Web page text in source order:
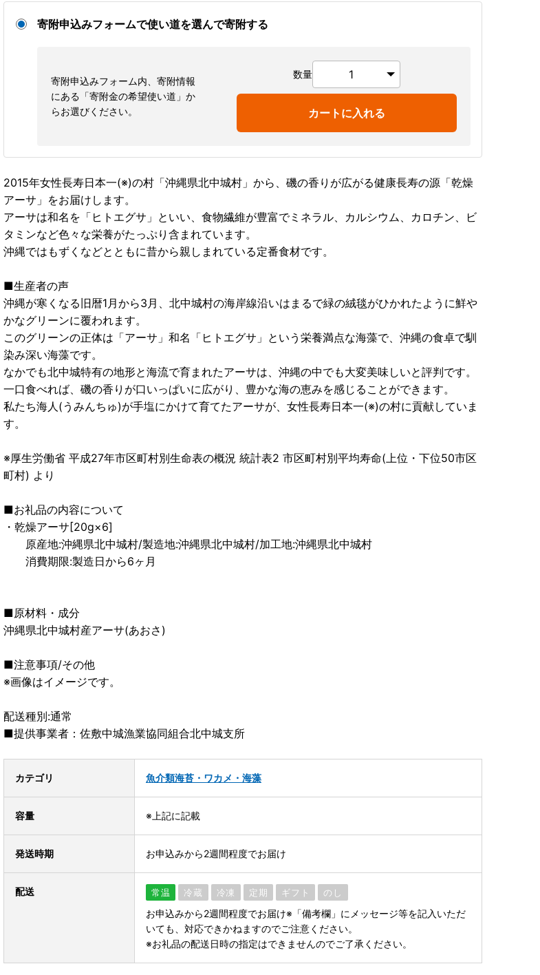
寄附申込みフォームで使い道を選んで寄附する
寄附申込みフォーム内、寄附情報
にある「寄附金の希望使い道」か
らお選びください。
数量
カートに入れる
2015年女性長寿日本一(※)の村「沖縄県北中城村」から、磯の香りが広がる健康長寿の源「乾燥
アーサ」をお届けします。
アーサは和名を「ヒトエグサ」といい、食物繊維が豊富でミネラル、カルシウム、カロチン、ビ
タミンなど色々な栄養がたっぷり含まれています。
沖縄ではもずくなどとともに昔から親しまれている定番食材です。
■生産者の声
沖縄が寒くなる旧暦1月から3月、北中城村の海岸線沿いはまるで緑の絨毯がひかれたように鮮や
かなグリーンに覆われます。
このグリーンの正体は「アーサ」和名「ヒトエグサ」という栄養満点な海藻で、沖縄の食卓で馴
染み深い海藻です。
なかでも北中城特有の地形と海流で育まれたアーサは、沖縄の中でも大変美味しいと評判です。
一口食べれば、磯の香りが口いっぱいに広がり、豊かな海の恵みを感じることができます。
私たち海人(うみんちゅ)が手塩にかけて育てたアーサが、女性長寿日本一(※)の村に貢献していま
す。
※厚生労働省 平成27年市区町村別生命表の概況 統計表2 市区町村別平均寿命(上位・下位50市区
町村) より
■お礼品の内容について
・乾燥アーサ[20g×6]
原産地:沖縄県北中城村/製造地:沖縄県北中城村/加工地:沖縄県北中城村
消費期限:製造日から6ヶ月
■原材料・成分
沖縄県北中城村産アーサ(あおさ)
■注意事項/その他
※画像はイメージです。
配送種別:通常
■提供事業者：佐敷中城漁業協同組合北中城支所
カテゴリ 魚介類海苔・ワカメ・海藻
容量 ※上記に記載
発送時期 お申込みから2週間程度でお届け
配送 常温 冷蔵 冷凍 定期 ギフト のし
お申込みから2週間程度でお届け※「備考欄」にメッセージ等を記入いただ
いても、対応できかねますのでご注意ください。
※お礼品の配送日時の指定はできませんのでご了承ください。